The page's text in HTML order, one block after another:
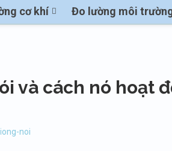
cơ khí Đo lường môi
và cách nó hoạt